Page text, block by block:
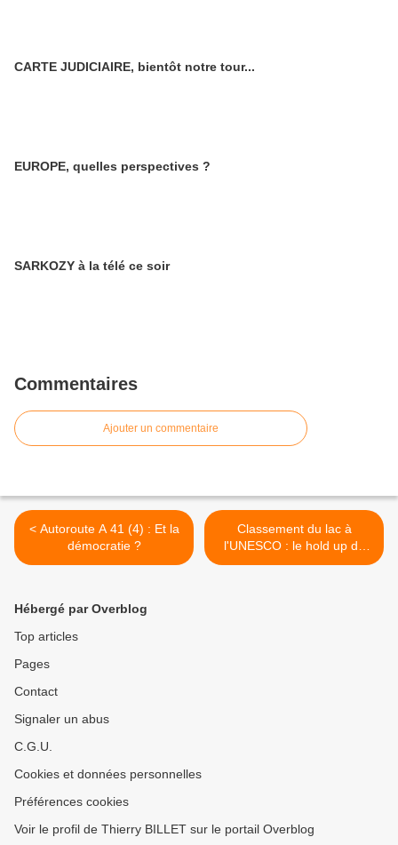
CARTE JUDICIAIRE, bientôt notre tour...
EUROPE, quelles perspectives ?
SARKOZY à la télé ce soir
Commentaires
Ajouter un commentaire
< Autoroute A 41 (4) : Et la
démocratie ?
Classement du lac à
l'UNESCO : le hold up de
l'UMP ! >
Hébergé par Overblog
Top articles
Pages
Contact
Signaler un abus
C.G.U.
Cookies et données personnelles
Préférences cookies
Voir le profil de Thierry BILLET sur le portail Overblog